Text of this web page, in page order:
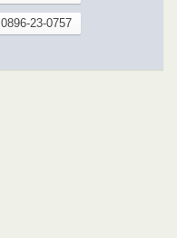
0896-23-0757